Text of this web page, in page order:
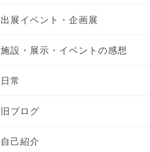
出展イベント・企画展
施設・展示・イベントの感想
日常
旧ブログ
自己紹介